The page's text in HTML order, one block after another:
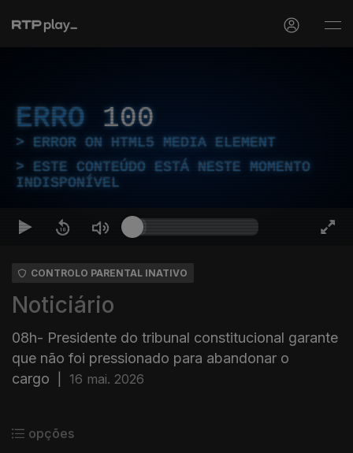
ERRO 100
ERROR ON HTML5 MEDIA ELEMENT
ESTE CONTEÚDO ESTÁ NESTE MOMENTO
INDISPONÍVEL
CONTROLO PARENTAL INATIVO
Noticiário
08h- Presidente do tribunal constitucional garante
que não foi pressionado para abandonar o
cargo
16 mai. 2026
opções